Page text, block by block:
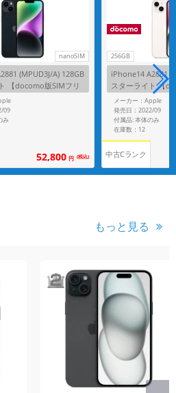
nanoSIM
(MPUD3J/A) 128GB
【docomo版SIMフリ
09
み
52,800 円 (税込)
256GB
iPhone14 A2881
スターライト 【
ー】
メーカー：Apple
発売日：2022/09
付属品: 本体のみ
在庫数：12
中古Cランク
もっと見る